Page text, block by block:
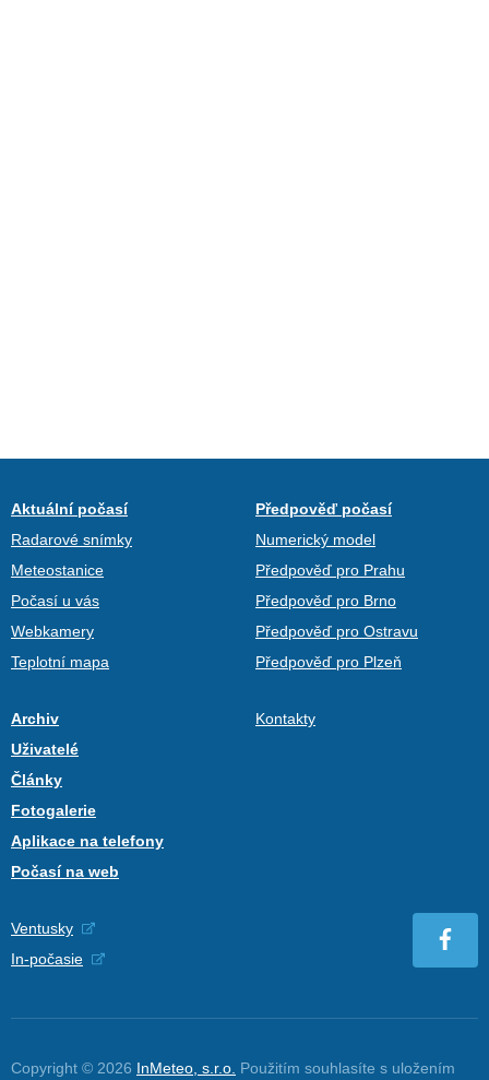
Aktuální počasí
Radarové snímky
Meteostanice
Počasí u vás
Webkamery
Teplotní mapa
Předpověď počasí
Numerický model
Předpověď pro Prahu
Předpověď pro Brno
Předpověď pro Ostravu
Předpověď pro Plzeň
Archiv
Uživatelé
Články
Fotogalerie
Aplikace na telefony
Počasí na web
Kontakty
Ventusky
In-počasie
Copyright © 2026 InMeteo, s.r.o. Použitím souhlasíte s uložením